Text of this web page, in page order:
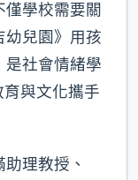
學校需要關
幼兒園》用孩
是社會情緒學
與文化攜手
理教授、